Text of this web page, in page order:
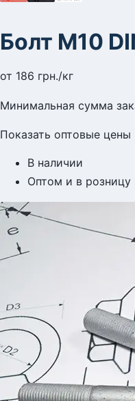
Болт М10
от 186 грн./кг
Минимальная сумма
Показать оптовые цены
В наличии
Оптом и в розницу